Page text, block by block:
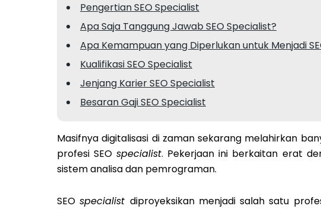
Pengertian SEO Specialist
Apa Saja Tanggung Jawab SEO Specialist?
Apa Kemampuan yang Diperlukan untuk Menjadi
Kualifikasi SEO Specialist
Jenjang Karier SEO Specialist
Besaran Gaji SEO Specialist
Masifnya digitalisasi di zaman sekarang melahirkan
profesi SEOspecialist. Pekerjaan ini berkaitan erat
sistem analisa dan pemrograman.
SEOspecialist diproyeksikan menjadi salah satu